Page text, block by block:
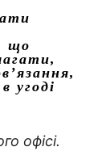
що
угоді
офісі.